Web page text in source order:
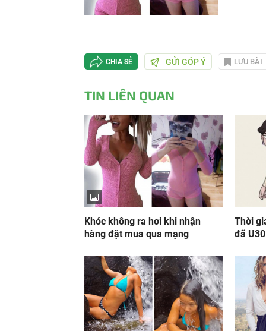
CHIA SẺ GỬI GÓP Ý LƯU BÀI
TIN LIÊN QUAN
Khóc không ra hơi khi nhận
hàng đặt mua qua mạng
Thời
đã